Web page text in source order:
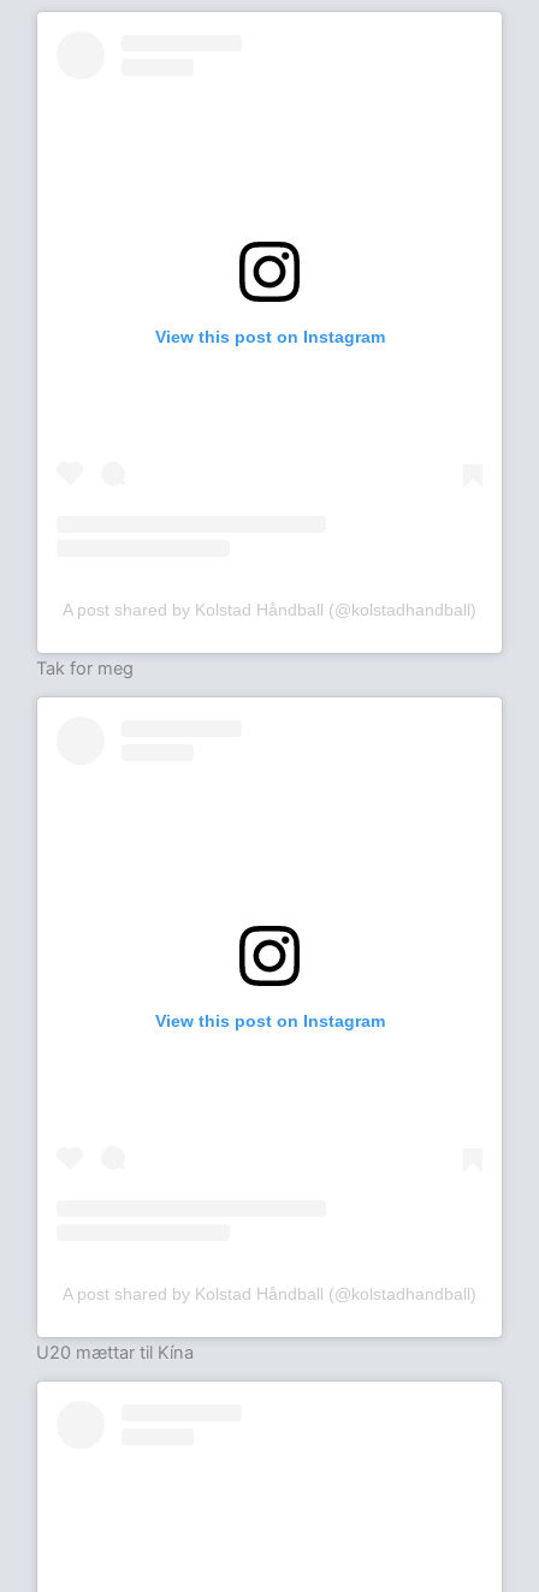
View this post on Instagram
A post shared by Kolstad Håndball (@kolstadhandball)
Tak for meg
View this post on Instagram
A post shared by Kolstad Håndball (@kolstadhandball)
U20 mættar til Kína